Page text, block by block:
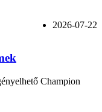
2026-07-22
Champion